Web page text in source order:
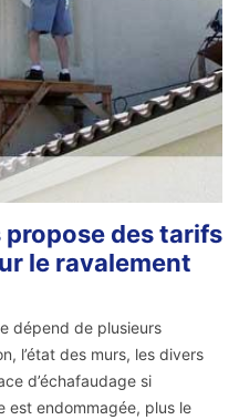
des tarifs
le ravalement
dépend de plusieurs
l’état des murs, les divers
d’échafaudage si
est endommagée, plus le